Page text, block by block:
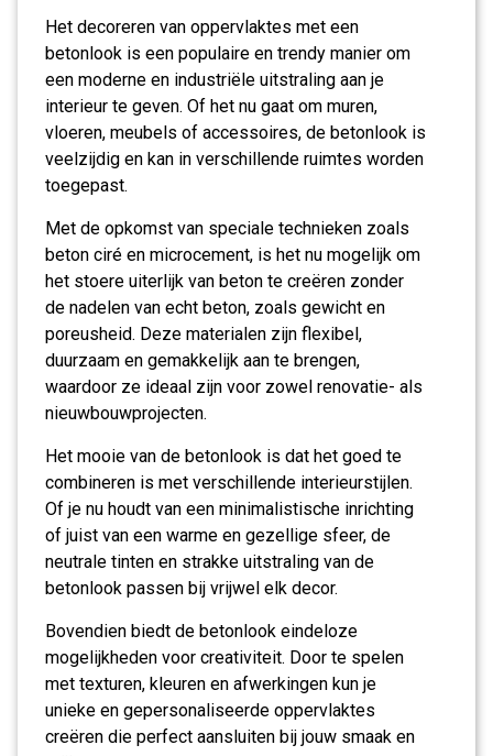
Het decoreren van oppervlaktes met een
betonlook is een populaire en trendy manier om
een moderne en industriële uitstraling aan je
interieur te geven. Of het nu gaat om muren,
vloeren, meubels of accessoires, de betonlook is
veelzijdig en kan in verschillende ruimtes worden
toegepast.
Met de opkomst van speciale technieken zoals
beton ciré en microcement, is het nu mogelijk om
het stoere uiterlijk van beton te creëren zonder
de nadelen van echt beton, zoals gewicht en
poreusheid. Deze materialen zijn flexibel,
duurzaam en gemakkelijk aan te brengen,
waardoor ze ideaal zijn voor zowel renovatie- als
nieuwbouwprojecten.
Het mooie van de betonlook is dat het goed te
combineren is met verschillende interieurstijlen.
Of je nu houdt van een minimalistische inrichting
of juist van een warme en gezellige sfeer, de
neutrale tinten en strakke uitstraling van de
betonlook passen bij vrijwel elk decor.
Bovendien biedt de betonlook eindeloze
mogelijkheden voor creativiteit. Door te spelen
met texturen, kleuren en afwerkingen kun je
unieke en gepersonaliseerde oppervlaktes
creëren die perfect aansluiten bij jouw smaak en